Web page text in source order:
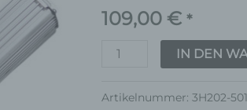
109,00 € *
IN DEN
Artikelnummer:3H202-